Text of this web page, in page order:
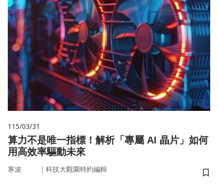
115/03/31
算力不是唯一指標！解析「專屬 AI 晶片」如何
用高效率驅動未來
寒波 ｜ 科技大觀園特約編輯
儲